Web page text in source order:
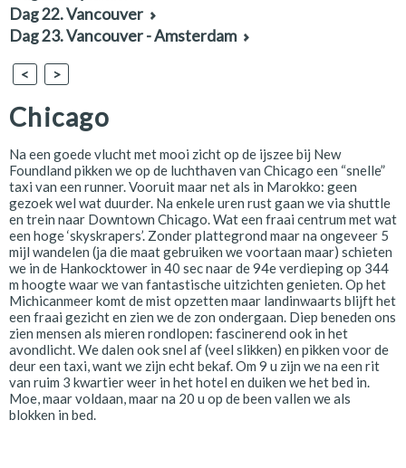
< >
Chicago
Na een goede vlucht met mooi zicht op de ijszee bij New
Foundland pikken we op de luchthaven van Chicago een “snelle”
taxi van een runner. Vooruit maar net als in Marokko: geen
gezoek wel wat duurder. Na enkele uren rust gaan we via shuttle
en trein naar Downtown Chicago. Wat een fraai centrum met wat
een hoge ‘skyskrapers’. Zonder plattegrond maar na ongeveer 5
mijl wandelen (ja die maat gebruiken we voortaan maar) schieten
we in de Hankocktower in 40 sec naar de 94e verdieping op 344
m hoogte waar we van fantastische uitzichten genieten. Op het
Michicanmeer komt de mist opzetten maar landinwaarts blijft het
een fraai gezicht en zien we de zon ondergaan. Diep beneden ons
zien mensen als mieren rondlopen: fascinerend ook in het
avondlicht. We dalen ook snel af (veel slikken) en pikken voor de
deur een taxi, want we zijn echt bekaf. Om 9 u zijn we na een rit
van ruim 3 kwartier weer in het hotel en duiken we het bed in.
Moe, maar voldaan, maar na 20 u op de been vallen we als
blokken in bed.
Dag 22. Vancouver
Dag 23. Vancouver - Amsterdam